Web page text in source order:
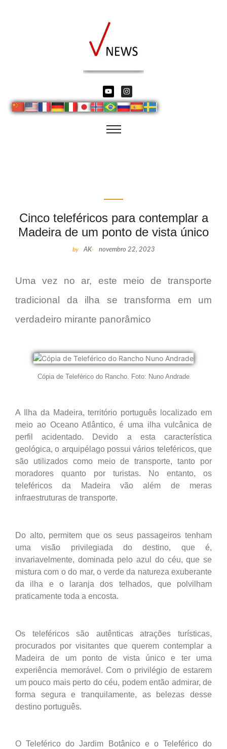
Cinco teleféricos para contemplar a
Madeira de um ponto de vista único
by AK- novembro 22, 2023
Uma vez no ar, este meio de transporte
tradicional da ilha se transforma em um
verdadeiro mirante panorâmico
Cópia de Teleférico do Rancho. Foto: Nuno Andrade
A Ilha da Madeira, território português localizado em
meio ao Oceano Atlântico, é uma ilha vulcânica de
perfil acidentado. Devido a esta característica
geológica, o arquipélago possui vários teleféricos, que
são utilizados como meio de transporte, tanto por
moradores quanto por turistas. No entanto, os
teleféricos da Madeira vão além de meras
infraestruturas de transporte.
Do alto, permitem que os seus passageiros tenham
uma visão privilegiada do destino, que é,
invariavelmente, dominada pelo azul do céu, que se
mistura com o do mar, o verde da natureza exuberante
da ilha e o laranja dos telhados, que polvilham
praticamente toda a encosta.
Os teleféricos são autênticas atrações turísticas,
procurados por visitantes que querem contemplar a
Madeira de um ponto de vista único e ter uma
experiência memorável. Com o privilégio de estarem
um pouco mais perto do céu, podem então admirar, de
forma segura e tranquilamente, as belezas desse
destino português.
O Teleférico do Jardim Botânico e o Teleférico do